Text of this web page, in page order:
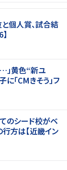
個人賞、試合結
」黄色“新ユ
「CMきそう」フ
のシード校がベ
方は【近畿イン